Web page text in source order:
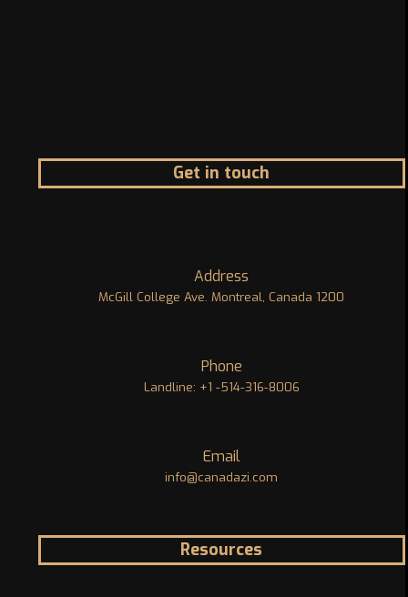
Get in touch
Address
1200 McGill College Ave. Montreal, Canada
Phone
Landline: +1 -514-316-8006
Email
info@canadazi.com
Resources